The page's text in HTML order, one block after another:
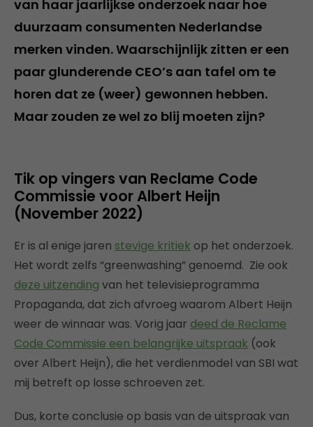
van haar jaarlijkse onderzoek naar hoe
duurzaam consumenten Nederlandse
merken vinden. Waarschijnlijk zitten er een
paar glunderende CEO’s aan tafel om te
horen dat ze (weer) gewonnen hebben.
Maar zouden ze wel zo blij moeten zijn?
Tik op vingers van Reclame Code
Commissie voor Albert Heijn
(November 2022)
Er is al enige jaren stevige kritiek op het onderzoek.
Het wordt zelfs “greenwashing” genoemd. Zie ook
deze uitzending van het televisieprogramma
Propaganda, dat zich afvroeg waarom Albert Heijn
weer de winnaar was. Vorig jaar deed de Reclame
Code Commissie een belangrijke uitspraak (ook
over Albert Heijn), die het verdienmodel van SBI wat
mij betreft op losse schroeven zet.
Dus, korte conclusie op basis van de uitspraak van